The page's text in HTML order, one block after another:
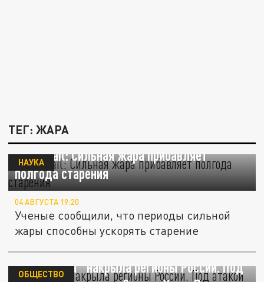
ТЕГ: ЖАРА
Daily Мail: Сильная жара прибавляет
полгода старения
НАУКА
04 АВГУСТА 19:20
Ученые сообщили, что периоды сильной
жары способны ускорять старение
"Жара века" накрыла регионы России. Под
ОБЩЕСТВО